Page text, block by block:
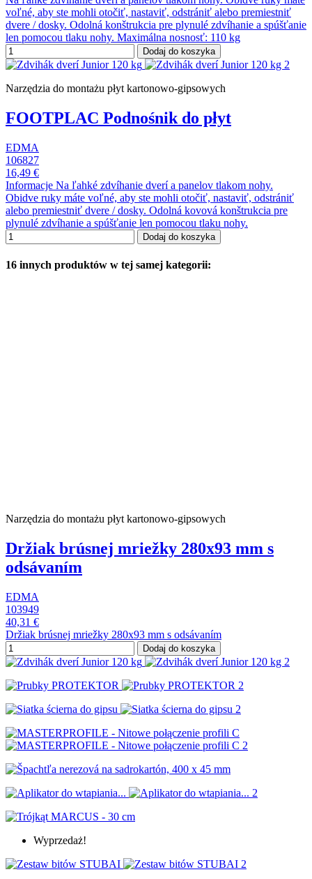
voľné, aby ste mohli otočiť, nastaviť, odstrániť alebo premiestniť
dvere / dosky. Odolná konštrukcia pre plynulé zdvíhanie a spúšťanie
len pomocou tlaku nohy. Maximálna nosnosť: 110 kg
Dodaj do koszyka
Narzędzia do montażu płyt kartonowo-gipsowych
FOOTPLAC Podnośnik do płyt
EDMA
106827
16,49 €
Informacje Na ľahké zdvíhanie dverí a panelov tlakom nohy.
Obidve ruky máte voľné, aby ste mohli otočiť, nastaviť, odstrániť
alebo premiestniť dvere / dosky. Odolná kovová konštrukcia pre
plynulé zdvíhanie a spúšťanie len pomocou tlaku nohy.
Dodaj do koszyka
16 innych produktów w tej samej kategorii:
Narzędzia do montażu płyt kartonowo-gipsowych
Držiak brúsnej mriežky 280x93 mm s
odsávaním
EDMA
103949
40,31 €
Držiak brúsnej mriežky 280x93 mm s odsávaním
Dodaj do koszyka
Wyprzedaż!